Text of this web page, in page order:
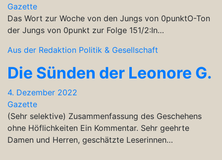
Gazette
Das Wort zur Woche von den Jungs von 0punktO-Ton
der Jungs von 0punkt zur Folge 151/2:In…
Aus der Redaktion Politik & Gesellschaft
Die Sünden der Leonore G.
4. Dezember 2022
Gazette
(Sehr selektive) Zusammenfassung des Geschehens
ohne Höflichkeiten Ein Kommentar. Sehr geehrte
Damen und Herren, geschätzte Leserinnen…